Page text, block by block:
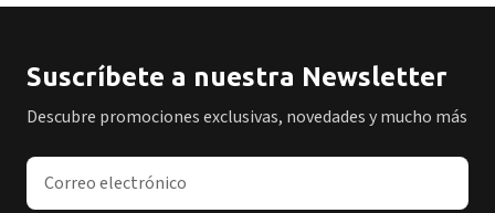
Suscríbete a nuestra Newsletter
Descubre promociones exclusivas, novedades y mucho más
Dirección de correo electrónico